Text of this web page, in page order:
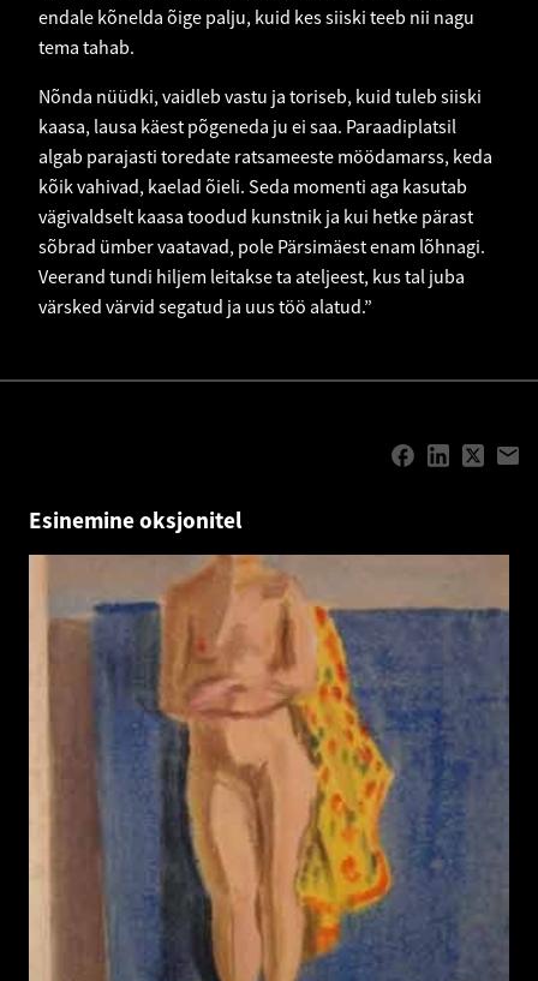
endale kõnelda õige palju, kuid kes siiski teeb nii nagu
tema tahab.
Nõnda nüüdki, vaidleb vastu ja toriseb, kuid tuleb siiski
kaasa, lausa käest põgeneda ju ei saa. Paraadiplatsil
algab parajasti toredate ratsameeste möödamarss, keda
kõik vahivad, kaelad õieli. Seda momenti aga kasutab
vägivaldselt kaasa toodud kunstnik ja kui hetke pärast
sõbrad ümber vaatavad, pole Pärsimäest enam lõhnagi.
Veerand tundi hiljem leitakse ta ateljeest, kus tal juba
värsked värvid segatud ja uus töö alatud.”
Esinemine oksjonitel